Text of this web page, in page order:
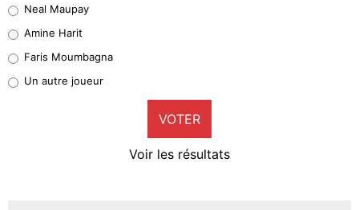
1%
9%
Neal Maupay
Amine Harit
Faris Moumbagna
Un autre joueur
VOTER
Voir les résultats